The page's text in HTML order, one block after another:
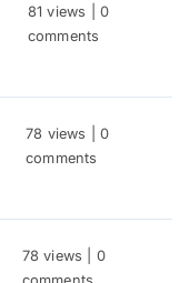
81 views |0
comments
78 views |0
comments
78 views
0